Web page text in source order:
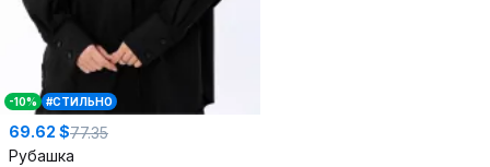
-10% #СТИЛЬНО
69.62 $77.35
Рубашка